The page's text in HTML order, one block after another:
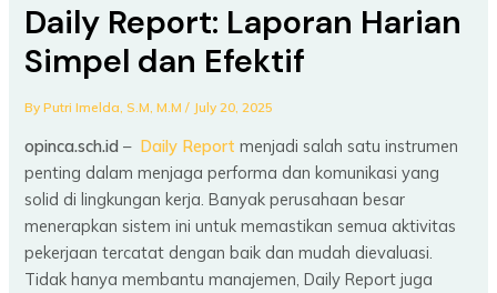
Daily Report: Laporan Harian
Simpel dan Efektif
ByPutri Imelda, S.M, M.M/ July 20, 2025
opinca.sch.id – Daily Report menjadi salah satu instrumen
penting dalam menjaga performa dan komunikasi yang
solid di lingkungan kerja. Banyak perusahaan besar
menerapkan sistem ini untuk memastikan semua aktivitas
pekerjaan tercatat dengan baik dan mudah dievaluasi.
Tidak hanya membantu manajemen, Daily Report juga